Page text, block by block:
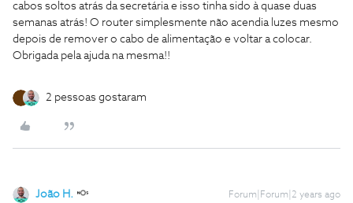
cabos soltos atrás da secretária e isso tinha sido à quase duas
semanas atrás! O router simplesmente não acendia luzes mesmo
depois de remover o cabo de alimentação e voltar a colocar.
Obrigada pela ajuda na mesma!!
2 pessoas gostaram
João H. Forum|Forum|2 years ago